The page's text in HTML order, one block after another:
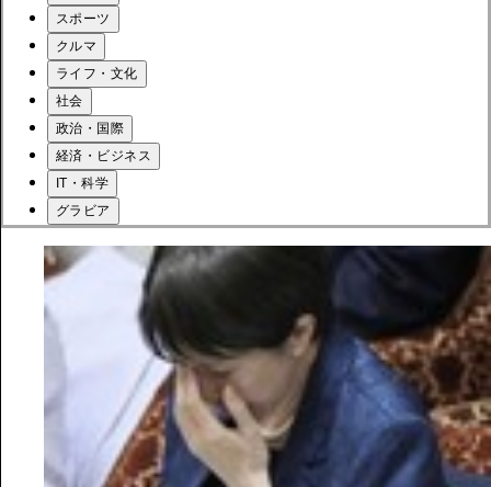
スポーツ
クルマ
ライフ・文化
社会
政治・国際
経済・ビジネス
IT・科学
グラビア